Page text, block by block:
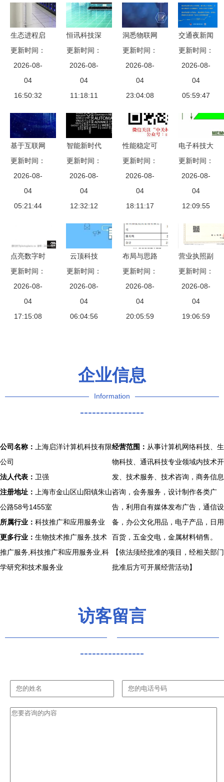
生态进程启
新篇
Taurus金牛
座节点服务
器正式入场
心，加速网
络科技技术
开发
更新时间：
2026-08-
04
16:50:32
恒讯科技深
度解析 马
来西亚数据
中心的网络
科技发展
更新时间：
2026-08-
04
11:18:11
洞悉物联网
发展1000
问之22 为
什么物联网
金融必将取
融
更新时间：
2026-08-
04
23:04:08
交通夜新闻
10.15 数位
科技驱动下
的出行变革
展望
更新时间：
2026-08-
04
05:59:47
基于互联网
云脑架构分
析的现状与
未来 计算
机网络技术
更新时间：
2026-08-
04
05:21:44
智能新时代
的脉搏 计
算机网络科
技技术开发
展望
更新时间：
2026-08-
04
12:32:12
性能稳定可
靠 联想
L470-
NSCD西安
促销，助力
科技新突破
更新时间：
2026-08-
04
18:11:17
电子科技大
学考研必备
微机原理与
电路精讲
更新时间：
2026-08-
04
12:09:55
点亮数字时
代 计算机
网络科技技
术开发的电
子招牌图片
更新时间：
2026-08-
04
17:15:08
云顶科技
引领计算机
网络技术开
发新浪潮
更新时间：
2026-08-
04
06:04:56
布局与思路
驱动计算机
网络科技技
术开发的革
新引擎
更新时间：
2026-08-
04
20:05:59
营业执照副
本解读 计
算机网络科
技技术开发
业务概述
更新时间：
2026-08-
04
19:06:59
企业信息
Information
----------------
公司名称：
上海启洋计算机科技有限
公司
法人代表： 卫强
注册地址：
上海市金山区山阳镇朱山
公路58号1455室
所属行业： 科技推广和应用服务业
更多行业： 生物技术推广服务,技术
推广服务,科技推广和应用服务业,科
学研究和技术服务业
经营范围： 从事计算机网络科技、生
物科技、通讯科技专业领域内技术开
发、技术服务、技术咨询，商务信息
咨询，会务服务，设计制作各类广
告，利用自有媒体发布广告，通信设
备，办公文化用品，电子产品，日用
百货，五金交电，金属材料销售。
【依法须经批准的项目，经相关部门
批准后方可开展经营活动】
访客留言
----------------